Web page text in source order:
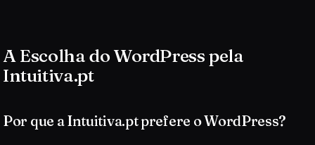
A Escolha do WordPress pela
Intuitiva.pt
Por que a Intuitiva.pt prefere o WordPress?